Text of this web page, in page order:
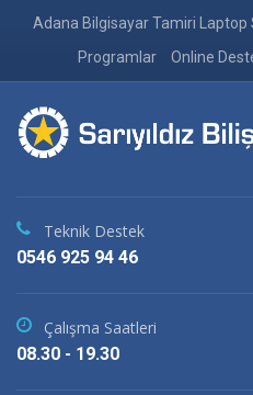
Adana Bilgisayar Tamiri Laptop
Programlar
Online
Teknik Destek
0546 925 94 46
Çalışma Saatleri
08.30 - 19.30